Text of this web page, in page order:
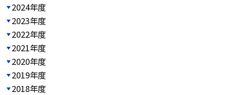
2024年度
2023年度
2022年度
2021年度
2020年度
2019年度
2018年度